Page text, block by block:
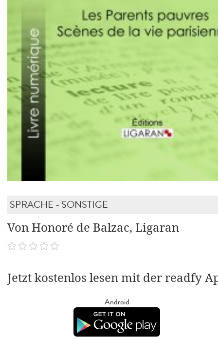
SPRACHE - SONSTIGE
Von Honoré de Balzac, Ligaran
Jetzt kostenlos lesen mit der readfy
Android